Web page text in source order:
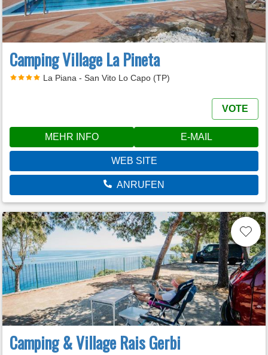
Camping Village La Pineta
La Piana - San Vito Lo Capo (TP)
VOTE
MEHR INFO E-MAIL
WEB SITE
ANRUFEN
Camping & Village Rais Gerbi